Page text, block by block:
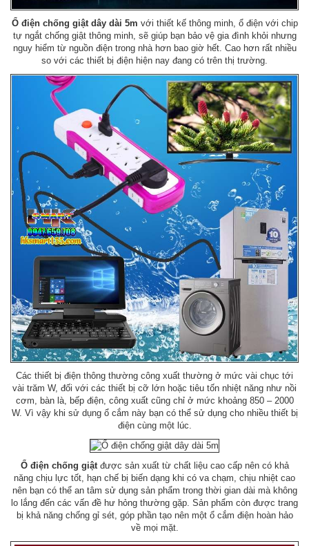
Ổ điện chống giật dây dài 5m với thiết kế thông minh, ổ điện với chip
tự ngắt chống giật thông minh, sẽ giúp bạn bảo vệ gia đình khỏi nhưng
nguy hiểm từ nguồn điện trong nhà hơn bao giờ hết. Cao hơn rất nhiều
so với các thiết bị điện hiện nay đang có trên thị trường.
Các thiết bị điện thông thường công xuất thường ở mức vài chục tới
vài trăm W, đối với các thiết bị cỡ lớn hoặc tiêu tốn nhiệt năng như nồi
cơm, bàn là, bếp điện, công xuất cũng chỉ ở mức khoảng 850 – 2000
W. Vì vậy khi sử dụng ổ cắm này bạn có thể sử dụng cho nhiều thiết bị
điện cùng một lúc.
Ổ điện chống giậtđược sản xuất từ chất liệu cao cấp nên có khả
năng chịu lực tốt, hạn chế bị biến dạng khi có va chạm, chịu nhiệt cao
nên bạn có thể an tâm sử dụng sản phẩm trong thời gian dài mà không
lo lắng đến các vấn đề hư hỏng thường gặp. Sản phẩm còn được trang
bị khả năng chống gỉ sét, góp phần tạo nên một ổ cắm điện hoàn hảo
về mọi mặt.